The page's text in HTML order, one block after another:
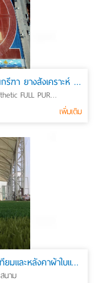
ก่อสร้างพื้นสนามกีฬา ลู่วิ่ง-ลานกรีฑา ยางสังเคราะห์ Synthetic มาตรฐาน WA/IAAF เทศบาลเมืองชลบุรี
FULL PUR
จริง สนามฟุตซอลหญ้าเทียม FIFA
เพิ่มเติม
ก่อสร้างสนามกีฬาฟุตซอลหญ้าเทียมและหลังคาผ้าใบแรงดึงสูง
นาม